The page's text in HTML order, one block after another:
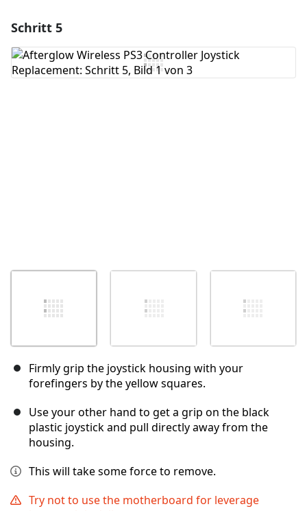
Kommentar hinzufügen
Schritt 5
Firmly grip the joystick housing with your
forefingers by the yellow squares.
Use your other hand to get a grip on the black
plastic joystick and pull directly away from the
housing.
This will take some force to remove.
Try not to use the motherboard for leverage